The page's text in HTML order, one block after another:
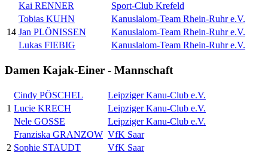
Kai RENNER
Sport-Club Krefeld
14
Tobias KUHN
Kanuslalom-Team Rhein-Ruhr e.V.
Jan PLÖNISSEN
Kanuslalom-Team Rhein-Ruhr e.V.
Lukas FIEBIG
Kanuslalom-Team Rhein-Ruhr e.V.
Damen Kajak-Einer - Mannschaft
1
Cindy PÖSCHEL
Leipziger Kanu-Club e.V.
Lucie KRECH
Leipziger Kanu-Club e.V.
Nele GOSSE
Leipziger Kanu-Club e.V.
2
Franziska GRANZOW VfK Saar
Sophie STAUDT
VfK Saar